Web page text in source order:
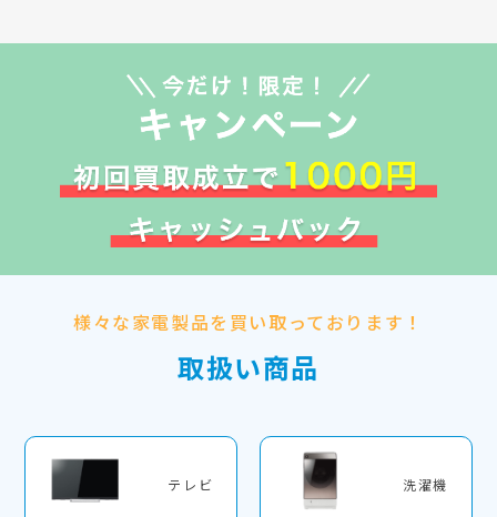
様々な家電製品を買い取っております！
取扱い商品
テレビ 洗濯機